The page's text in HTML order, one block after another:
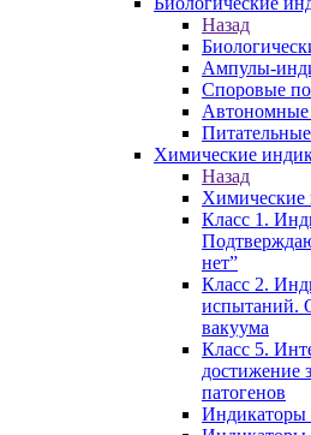
Назад
Ампулы-
Споровые
Химические
Назад
Химические
Класс 1.
нет”
Класс 2.
испытаний.
вакуума
Класс 5.
достижение
патогенов
Индикаторы